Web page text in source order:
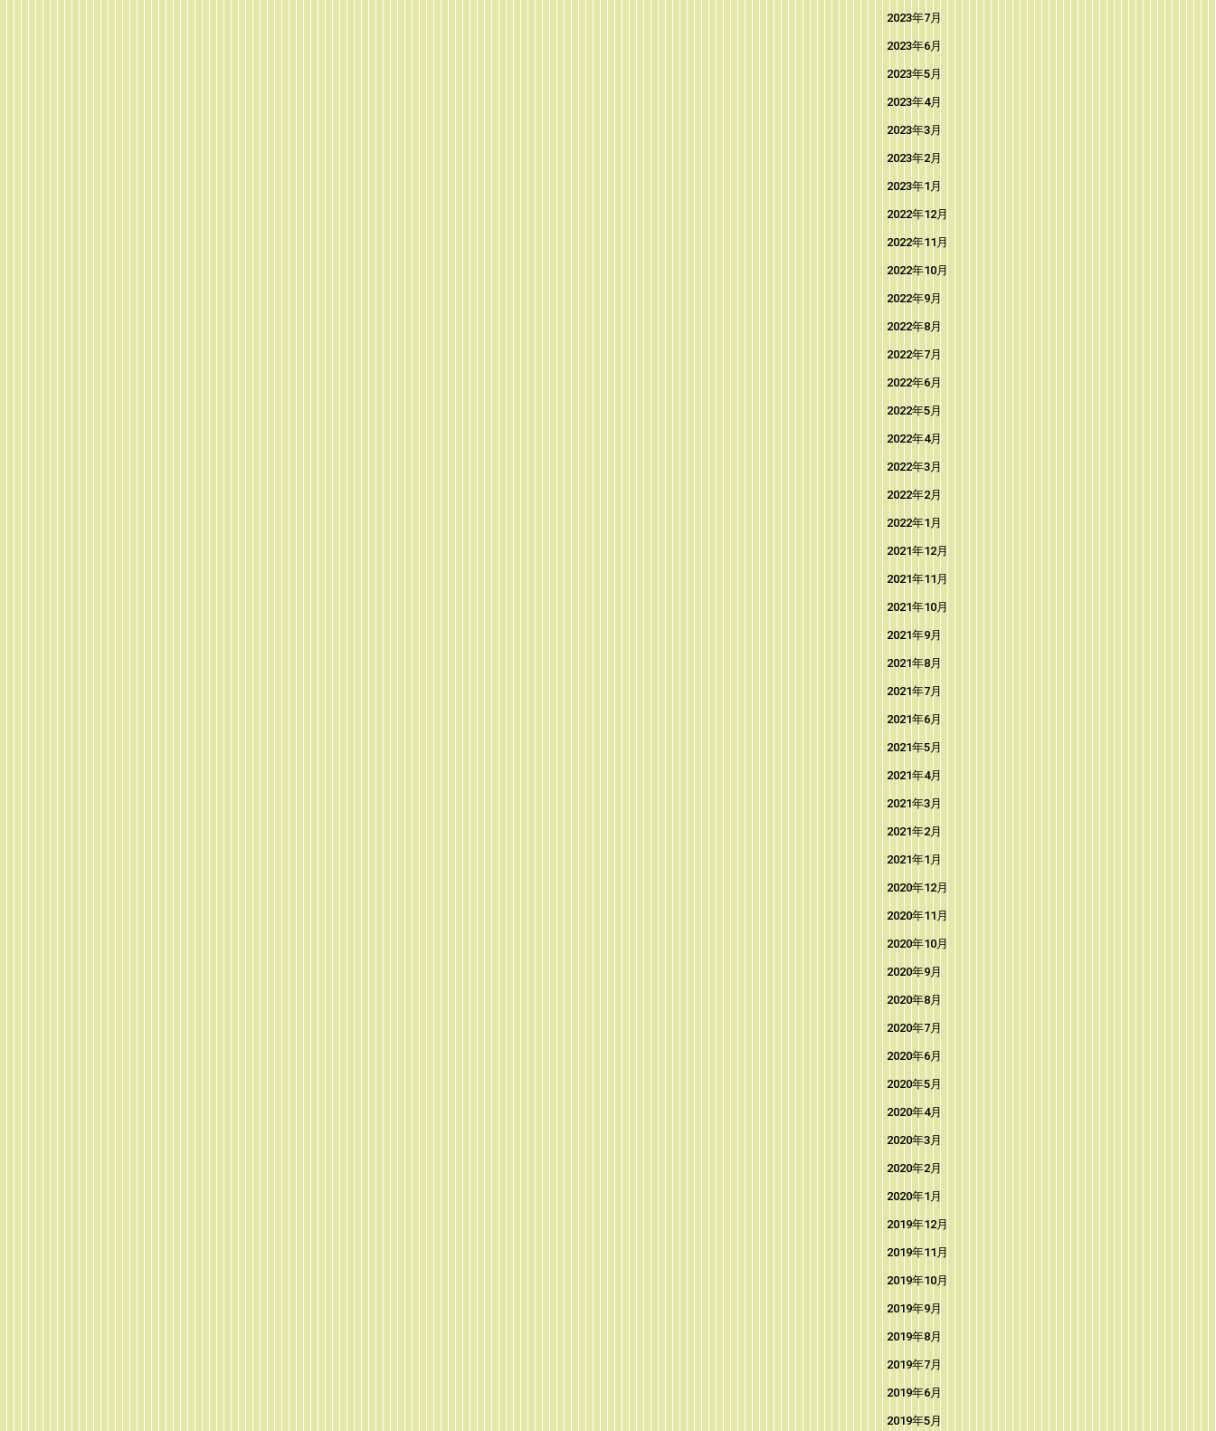
2023年7月
2023年6月
2023年5月
2023年4月
2023年3月
2023年2月
2023年1月
2022年12月
2022年11月
2022年10月
2022年9月
2022年8月
2022年7月
2022年6月
2022年5月
2022年4月
2022年3月
2022年2月
2022年1月
2021年12月
2021年11月
2021年10月
2021年9月
2021年8月
2021年7月
2021年6月
2021年5月
2021年4月
2021年3月
2021年2月
2021年1月
2020年12月
2020年11月
2020年10月
2020年9月
2020年8月
2020年7月
2020年6月
2020年5月
2020年4月
2020年3月
2020年2月
2020年1月
2019年12月
2019年11月
2019年10月
2019年9月
2019年8月
2019年7月
2019年6月
2019年5月